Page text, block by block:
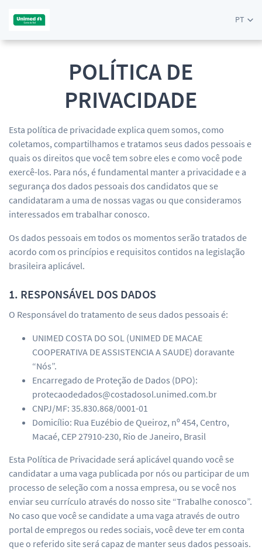
PT
POLÍTICA DE
PRIVACIDADE
Esta política de privacidade explica quem somos, como
coletamos, compartilhamos e tratamos seus dados pessoais e
quais os direitos que você tem sobre eles e como você pode
exercê-los. Para nós, é fundamental manter a privacidade e a
segurança dos dados pessoais dos candidatos que se
candidataram a uma de nossas vagas ou que consideramos
interessados em trabalhar conosco.
Os dados pessoais em todos os momentos serão tratados de
acordo com os princípios e requisitos contidos na legislação
brasileira aplicável.
1. RESPONSÁVEL DOS DADOS
O Responsável do tratamento de seus dados pessoais é:
UNIMED COSTA DO SOL (UNIMED DE MACAE
COOPERATIVA DE ASSISTENCIA A SAUDE) doravante
“Nós”.
Encarregado de Proteção de Dados (DPO):
protecaodedados@costadosol.unimed.com.br
CNPJ/MF: 35.830.868/0001-01
Domicílio: Rua Euzébio de Queiroz, nº 454, Centro,
Macaé, CEP 27910-230, Rio de Janeiro, Brasil
Esta Política de Privacidade será aplicável quando você se
candidatar a uma vaga publicada por nós ou participar de um
processo de seleção com a nossa empresa, ou se você nos
enviar seu currículo através do nosso site “Trabalhe conosco”.
No caso que você se candidate a uma vaga através de outro
portal de empregos ou redes sociais, você deve ter em conta
que o referido site será capaz de manter seus dados pessoais.